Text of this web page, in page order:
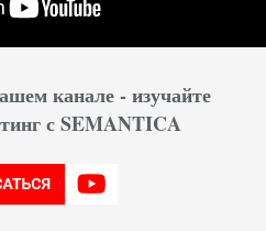
канале - изучайте
с SEMANTICA